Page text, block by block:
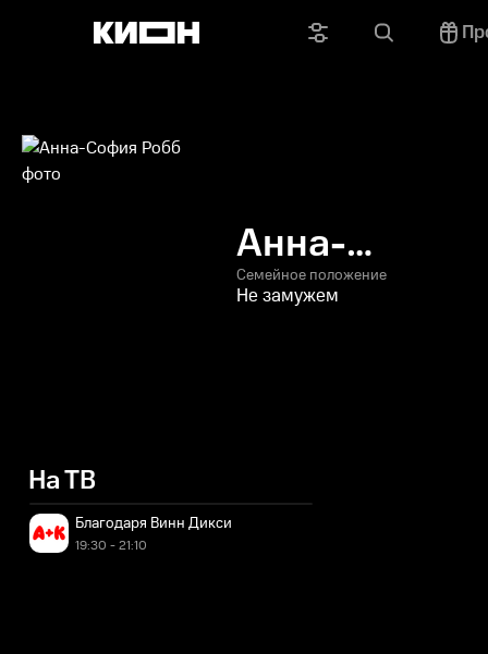
Анна-
София Робб
Семейное положение
Не замужем
На ТВ
Благодаря Винн Дикси
19:30 - 21:10